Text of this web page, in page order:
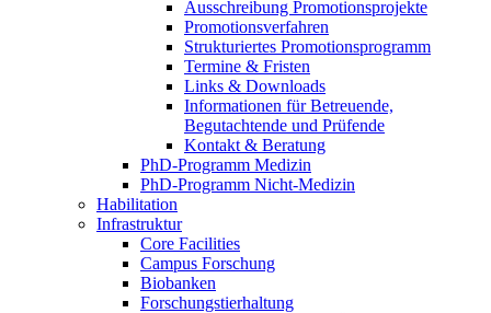
Ausschreibung Promotionsprojekte
Promotionsverfahren
Strukturiertes Promotionsprogramm
Termine & Fristen
Links & Downloads
Informationen für Betreuende,
Begutachtende und Prüfende
Kontakt & Beratung
PhD-Programm Medizin
PhD-Programm Nicht-Medizin
Habilitation
Infrastruktur
Core Facilities
Campus Forschung
Biobanken
Forschungstierhaltung